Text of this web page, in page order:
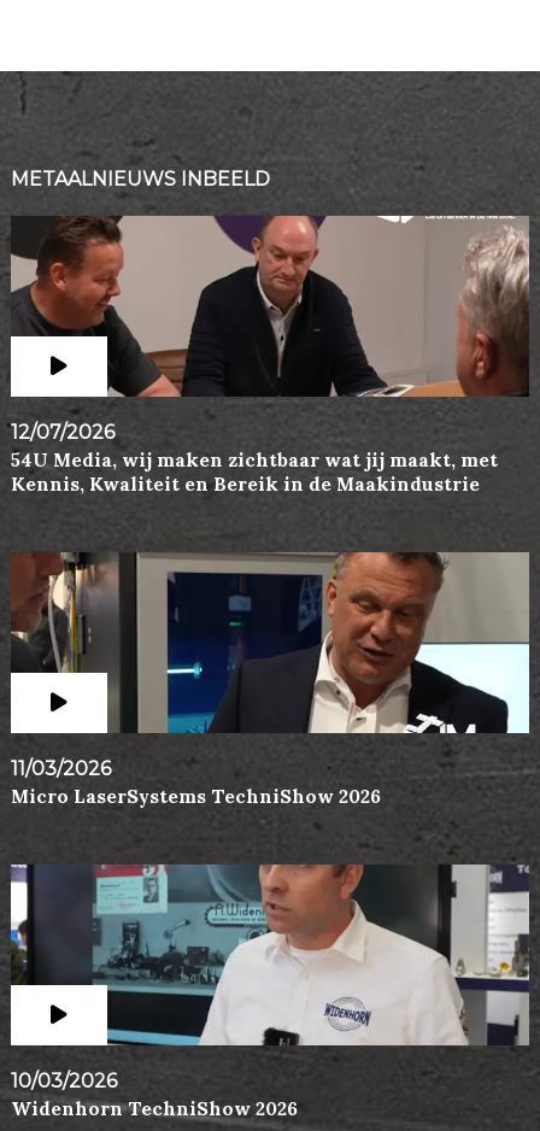
METAALNIEUWS INBEELD
12/07/2026
54U Media, wij maken zichtbaar wat jij maakt, met
Kennis, Kwaliteit en Bereik in de Maakindustrie
11/03/2026
Micro LaserSystems TechniShow 2026
10/03/2026
Widenhorn TechniShow 2026